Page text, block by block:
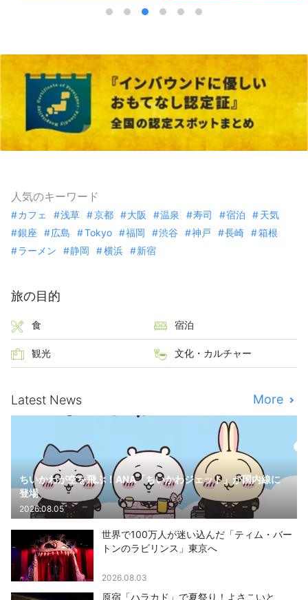
人気のキーワード
カフェ 浅草 京都 大阪 温泉 寿司 宿泊
天気
銀座
広島 Tokyo 福岡 渋谷 神戸 長崎
箱根
ラーメン
静岡 横浜 新宿
旅の目的
食 宿泊
観光 文化・カルチャー
Latest News More
ちいかわが空を飛ぶ！ANA「ちいかわジェット」が国内線に
登場
2026.08.05
世界で100万人が迷い込んだ「ティム・バー
トンのラビリンス」東京へ
2026.08.03
原宿「ハラカド」で夏祭り！よさこいと